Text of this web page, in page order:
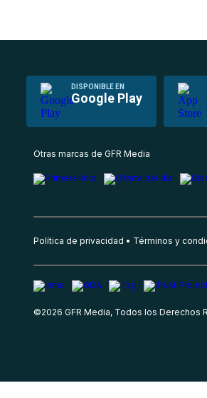
DISPONIBLE EN
Google Play
Otras marcas de GFR Media
Política de privacidad Términos y
©2026 GFR Media, Todos los Derechos